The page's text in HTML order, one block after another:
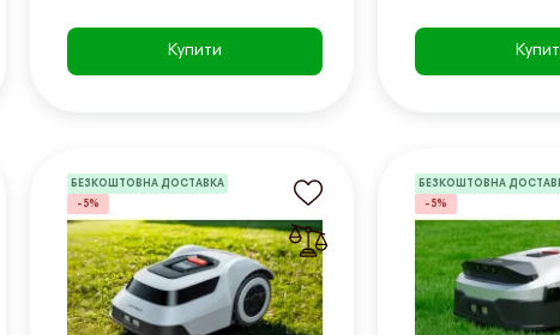
Купити
БЕЗКОШТОВНА ДОСТАВКА
-5%
БЕЗКОШТОВНА
-5%